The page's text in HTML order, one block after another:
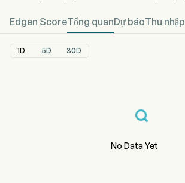
Edgen ScoreTổng quanDự báoThu nhập
1D 5D 30D
No Data Yet